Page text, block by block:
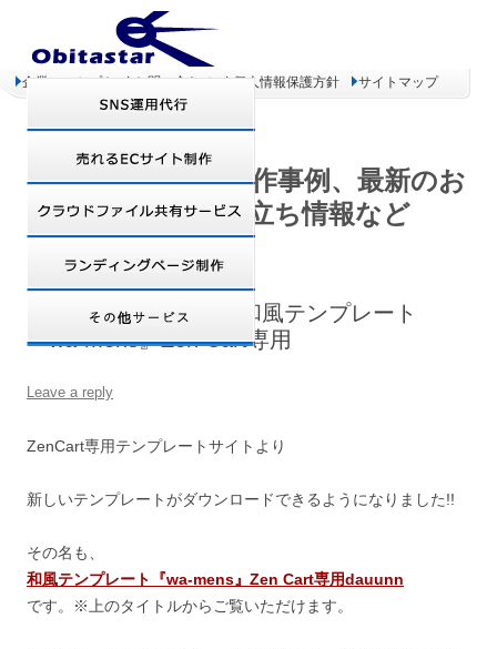
企業コンセプト お問い合わせ 個人情報保護方針 サイトマップ
オビタスター 制作事例、最新のお
得情報、お役立ち情報など
ダウンロード開始!!－和風テンプレート
『wa-mens』Zen Cart専用
Leave a reply
ZenCart専用テンプレートサイトより
新しいテンプレートがダウンロードできるようになりました!!
その名も、
和風テンプレート『wa-mens』Zen Cart専用dauunn
です。※上のタイトルからご覧いただけます。